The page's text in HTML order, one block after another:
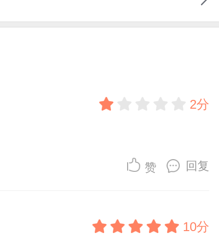
2分
回复
赞
10分